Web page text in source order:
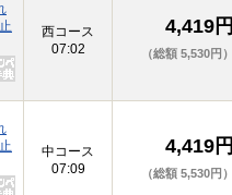
西コース
07:02
4,419円
（総額 5,530円）
中コース
07:09
4,419円
（総額 5,530円）